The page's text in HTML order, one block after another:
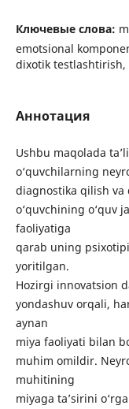
Ключевые слова:
emotsional
dixotik
Аннотация
Ushbu maqolada
o‘quvchilarning
diagnostika qilish va
o‘quvchining o‘quv
faoliyatiga
qarab uning
yoritilgan.
Hozirgi innovatsion
yondashuv orqali,
aynan
miya faoliyati bilan
muhim omildir.
muhitining
miyaga ta’sirini